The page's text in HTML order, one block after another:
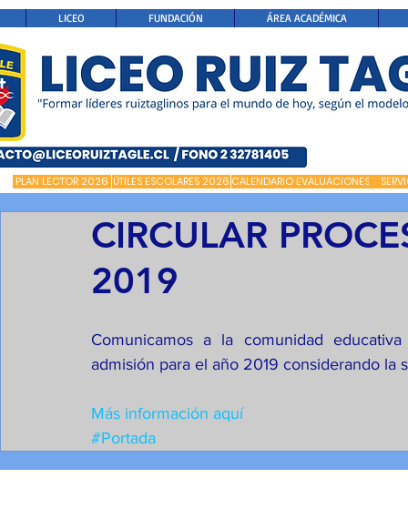
LICEO FUNDACIÓN ÁREA ACADÉMICA
PLAN LECTOR 2026 ÚTILES ESCOLARES 2026 CALENDARIO EVALUACIONES
CIRCULAR
2019
Comunicamos a la comunidad
admisión para el año 2019 considerando la
Más información aquí
#Portada